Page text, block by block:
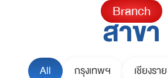
Branch
สาขา
All กรุงเทพฯ เชียงราย